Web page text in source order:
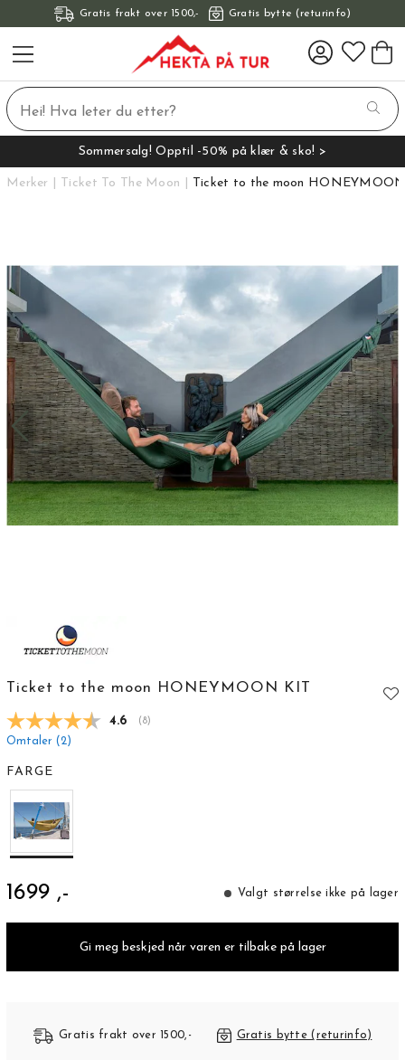
Gratis frakt over 1500,- Gratis bytte (returinfo)
Sommersalg! Opptil -50% på klær & sko! >
Merker Ticket To The Moon Ticket to the moon
Ticket to the moon HONEYMOON KIT
Gjennomsnittskarakter:
4.6 (stemmer:
8)
Omtaler (2)
FARGE
1699 ,- Valgt størrelse ikke på lager
Gi meg beskjed når varen er tilbake på lager
Gratis frakt over 1500,- Gratis bytte (returinfo)